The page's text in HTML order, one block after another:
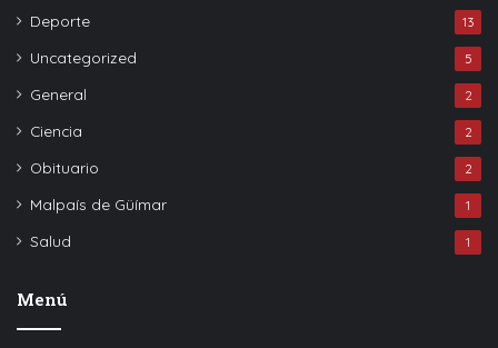
Deporte 13
Uncategorized 5
General 2
Ciencia 2
Obituario 2
Malpaís de Güímar 1
Salud 1
Menú